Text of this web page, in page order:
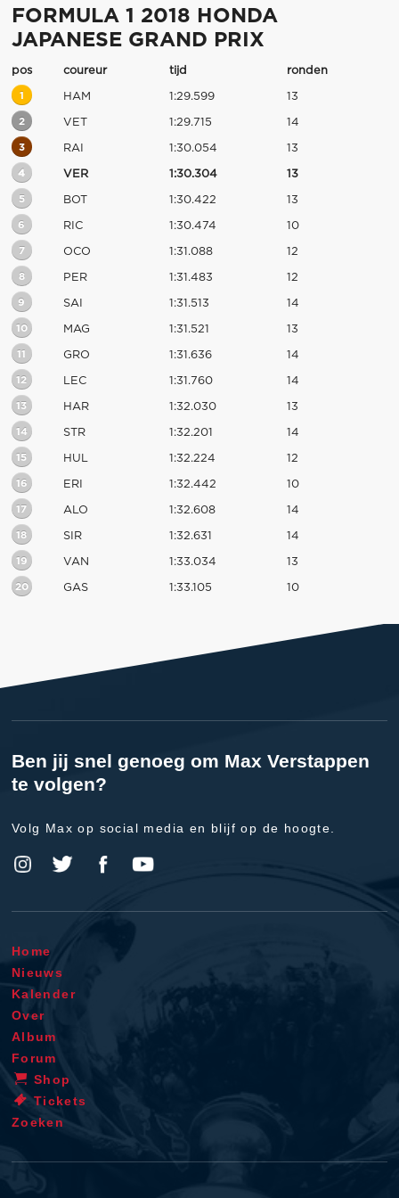
FORMULA 1 2018 HONDA
JAPANESE GRAND PRIX
pos coureur tijd ronden
1 HAM 1:29.599 13
2 VET 1:29.715 14
3 RAI 1:30.054 13
4 VER 1:30.304 13
5 BOT 1:30.422 13
6 RIC 1:30.474 10
7 OCO 1:31.088 12
8 PER 1:31.483 12
9 SAI 1:31.513 14
10 MAG 1:31.521 13
11 GRO 1:31.636 14
12 LEC 1:31.760 14
13 HAR 1:32.030 13
14 STR 1:32.201 14
15 HUL 1:32.224 12
16 ERI 1:32.442 10
17 ALO 1:32.608 14
18 SIR 1:32.631 14
19 VAN 1:33.034 13
20 GAS 1:33.105 10
Ben jij snel genoeg om Max Verstappen
te volgen?
Volg Max op social media en blijf op de hoogte.
Home
Nieuws
Kalender
Over
Album
Forum
Shop
Tickets
Zoeken